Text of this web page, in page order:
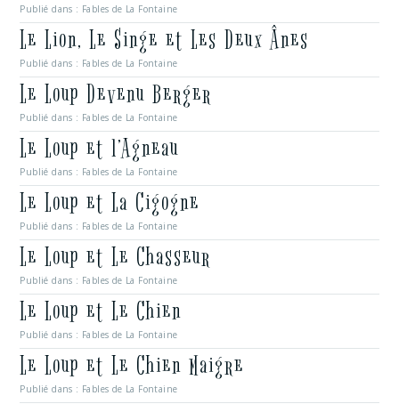
Publié dans : Fables de La Fontaine
Le Lion, Le Singe et Les Deux Ânes
Publié dans : Fables de La Fontaine
Le Loup Devenu Berger
Publié dans : Fables de La Fontaine
Le Loup et l’Agneau
Publié dans : Fables de La Fontaine
Le Loup et La Cigogne
Publié dans : Fables de La Fontaine
Le Loup et Le Chasseur
Publié dans : Fables de La Fontaine
Le Loup et Le Chien
Publié dans : Fables de La Fontaine
Le Loup et Le Chien Maigre
Publié dans : Fables de La Fontaine